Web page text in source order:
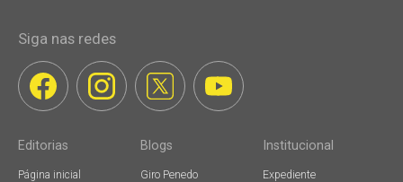
Siga nas redes
Editorias
Página inicial
Blogs
Giro Penedo
Institucional
Expediente